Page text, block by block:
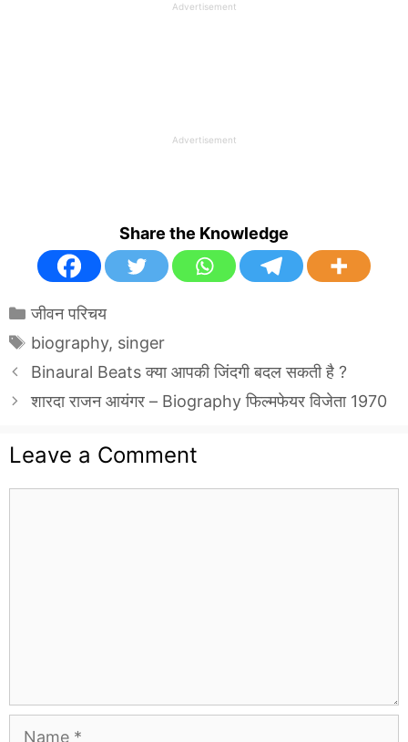
Advertisement
Advertisement
Share the Knowledge
Categories
जीवन परिचय
Tags
biography, singer
Binaural Beats क्या आपकी जिंदगी बदल सकती है ?
शारदा राजन आयंगर – Biography फिल्मफेयर विजेता 1970
Leave a Comment
Name